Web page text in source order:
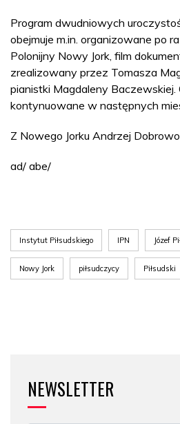
Program dwudniowych
obejmuje m.in. organizowane po
Polonijny Nowy Jork, film
zrealizowany przez Tomasza
pianistki Magdaleny Baczewskiej.
kontynuowane w następnych
Z Nowego Jorku Andrzej
ad/ abe/
Instytut Piłsudskiego IPN Józef
Nowy Jork piłsudczycy Piłsudski
NEWSLETTER